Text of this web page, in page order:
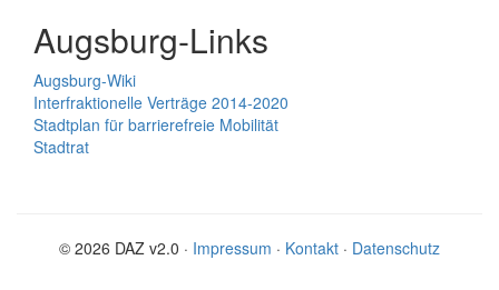
Augsburg-Links
Augsburg-Wiki
Interfraktionelle Verträge 2014-2020
Stadtplan für barrierefreie Mobilität
Stadtrat
© 2026 DAZ v2.0 · Impressum · Kontakt · Datenschutz